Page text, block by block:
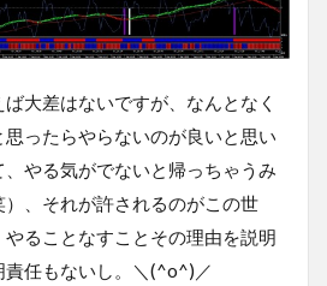
大差はないですが、なんとなく
ったらやらないのが良いと思い
、やる気がでないと帰っちゃうみ
、それが許されるのがこの世
ることなすことその理由を説明
責任もないし。＼(^o^)／